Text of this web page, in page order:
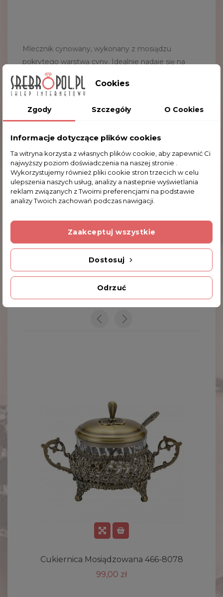
Mlecznik cynowany, wykonany z mosiądzu
pokrytego warstwą cyny. Idealnie nadaje się na
każdy stół do użytku codziennego bądź jako
ozdoba. Zapraszamy do zakupu
Wymiary mlecznika:12.0x10.5 cm
Komentarze (0)
Dodatkowe Informacje
Kod produktu
Cukiernica Mosiądzowana 466-8078
99,00 zł
Cookies
Zgody Szczegóły O Cookies
Informacje dotyczące plików cookies
Ta witryna korzysta z własnych plików cookie, aby zapewnić Ci
najwyższy poziom doświadczenia na naszej stronie .
Wykorzystujemy również pliki cookie stron trzecich w celu
ulepszenia naszych usług, analizy a nastepnie wyświetlania
reklam związanych z Twoimi preferencjami na podstawie
analizy Twoich zachowań podczas nawigacji.
Odrzuć
Dostosuj
Zaakceptuj wszystkie